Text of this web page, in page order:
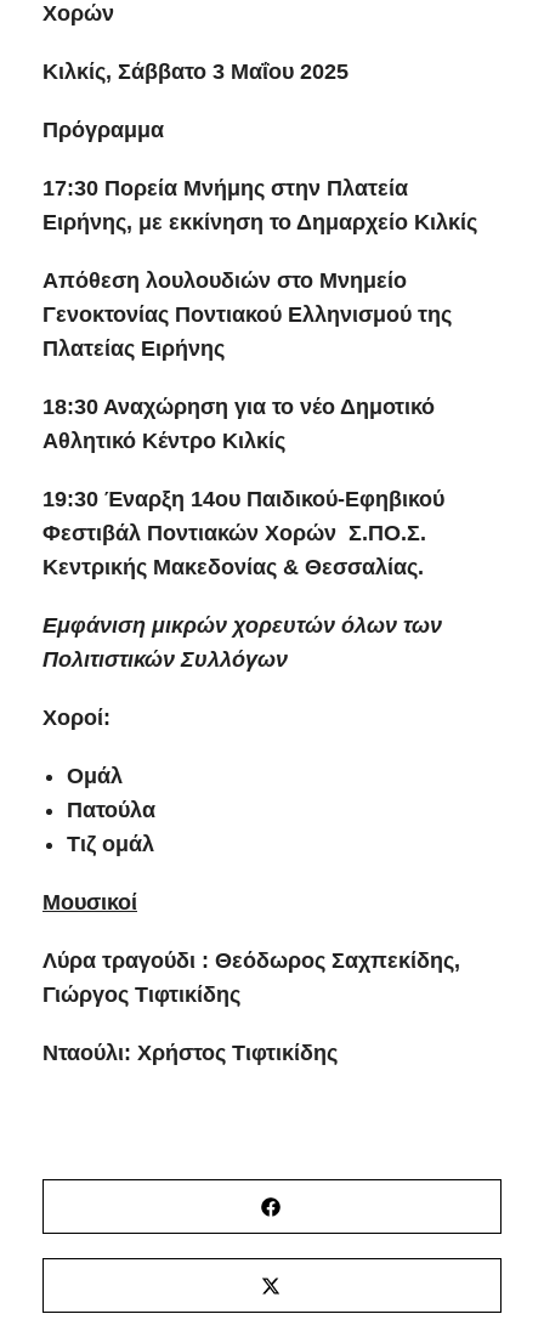
Χορών
Κιλκίς, Σάββατο 3 Μαΐου 2025
Πρόγραμμα
17:30 Πορεία Μνήμης στην Πλατεία
Ειρήνης, με εκκίνηση το Δημαρχείο Κιλκίς
Απόθεση λουλουδιών στο Μνημείο
Γενοκτονίας Ποντιακού Ελληνισμού της
Πλατείας Ειρήνης
18:30 Αναχώρηση για το νέο Δημοτικό
Αθλητικό Κέντρο Κιλκίς
19:30 Έναρξη 14ου Παιδικού-Εφηβικού
Φεστιβάλ Ποντιακών Χορών Σ.ΠΟ.Σ.
Κεντρικής Μακεδονίας & Θεσσαλίας.
Εμφάνιση μικρών χορευτών όλων των
Πολιτιστικών Συλλόγων
Χοροί:
Ομάλ
Πατούλα
Τιζ ομάλ
Μουσικοί
Λύρα τραγούδι : Θεόδωρος Σαχπεκίδης,
Γιώργος Τιφτικίδης
Νταούλι: Χρήστος Τιφτικίδης